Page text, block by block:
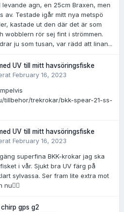
levande agn, en 25cm Braxen, men
av. Testade igår mitt nya metspö
kastade ut den där det är som
wobblern rör sej fint i strömmen.
ju som tusan, var rädd att linan...
UV till mitt havsöringsfiske
February 16, 2023
tillbehor/trekrokar/bkk-spear-21-ss-
UV till mitt havsöringsfiske
February 16, 2023
superfina BKK-krokar jag ska
i vår. Sjukt bra UV färg på
sylvassa. Ser fram lite extra mot
chirp gps g2